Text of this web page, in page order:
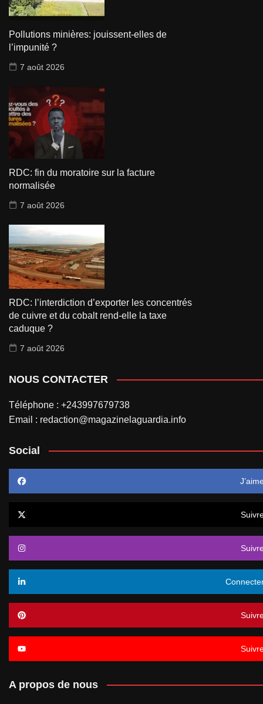
Pollutions minières: jouissent-elles de
l’impunité ?
7 août 2026
RDC: fin du moratoire sur la facture
normalisée
7 août 2026
RDC: l’interdiction d’exporter les concentrés
de cuivre et du cobalt rend-elle la taxe
caduque ?
7 août 2026
NOUS CONTACTER
Téléphone : +243997679738
Email : redaction@magazinelaguardia.info
Social
A propos de nous